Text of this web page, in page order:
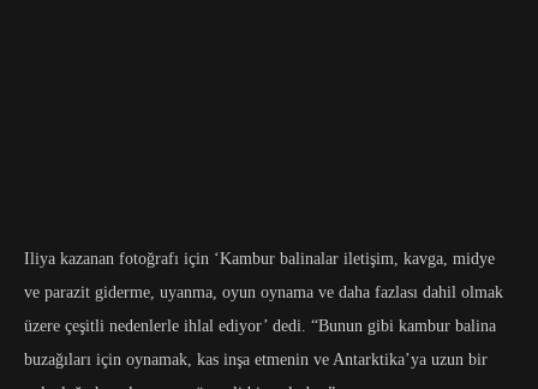
Iliya kazanan fotoğrafı için ‘Kambur balinalar iletişim, kavga, midye
ve parazit giderme, uyanma, oyun oynama ve daha fazlası dahil olmak
üzere çeşitli nedenlerle ihlal ediyor’ dedi. “Bunun gibi kambur balina
buzağıları için oynamak, kas inşa etmenin ve Antarktika’ya uzun bir